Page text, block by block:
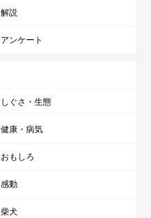
解説
アンケート
しぐさ・生態
健康・病気
おもしろ
感動
柴犬